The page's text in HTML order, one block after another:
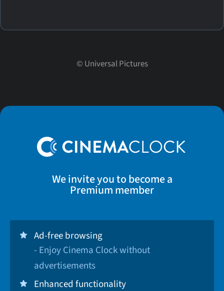
© Universal Pictures
We invite you to become a
Premium member
Ad-free browsing
- Enjoy Cinema Clock without
advertisements
Enhanced functionality